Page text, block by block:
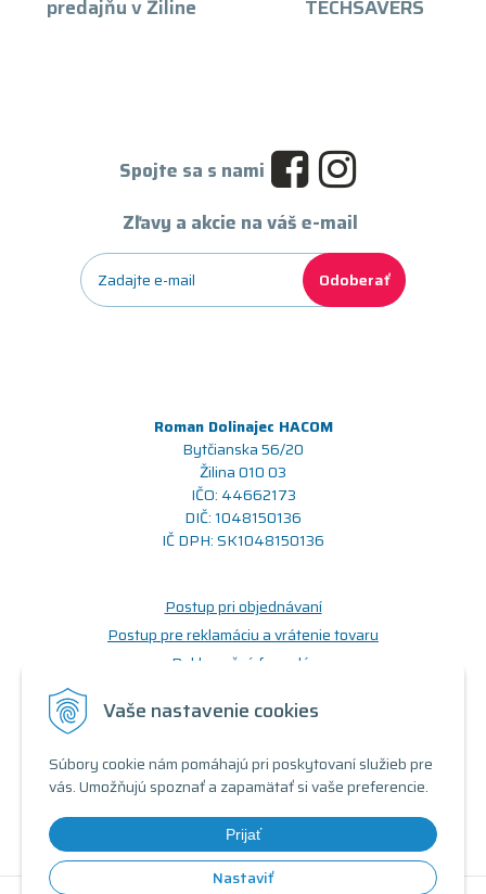
Vaše nastavenie cookies
Súbory cookie nám pomáhajú pri poskytovaní služieb pre
vás. Umožňujú spoznať a zapamätať si vaše preferencie.
Prijať
Nastaviť
predajňu v Žiline
TECHSAVERS
Spojte sa s nami
Zľavy a akcie na váš e-mail
Odoberať
Roman Dolinajec HACOM
Bytčianska 56/20
Žilina 010 03
IČO: 44662173
DIČ: 1048150136
IČ DPH: SK1048150136
Postup pri objednávaní
Postup pre reklamáciu a vrátenie tovaru
Reklamačný formulár
Obchodné podmienky
Doprava a možnosti platby
Triedy a stavy produktov